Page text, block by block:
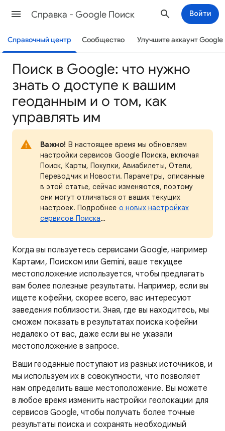
Cправка - Google Поиск Войти
Справочный центр Сообщество Улучшите аккаунт Google
Поиск в Google: что нужно
знать о доступе к вашим
геоданным и о том, как
управлять им
Важно! В настоящее время мы обновляем
настройки сервисов Google Поиска, включая
Поиск, Карты, Покупки, Авиабилеты, Отели,
Переводчик и Новости. Параметры, описанные
в этой статье, сейчас изменяются, поэтому
они могут отличаться от ваших текущих
настроек. Подробнее о новых настройках
сервисов Поиска…
Когда вы пользуетесь сервисами Google, например
Картами, Поиском или Gemini, ваше текущее
местоположение используется, чтобы предлагать
вам более полезные результаты. Например, если вы
ищете кофейни, скорее всего, вас интересуют
заведения поблизости. Зная, где вы находитесь, мы
сможем показать в результатах поиска кофейни
недалеко от вас, даже если вы не указали
местоположение в запросе.
Ваши геоданные поступают из разных источников, и
мы используем их в совокупности, что позволяет
нам определить ваше местоположение. Вы можете
в любое время изменить настройки геолокации для
сервисов Google, чтобы получать более точные
результаты поиска и сохранять необходимый